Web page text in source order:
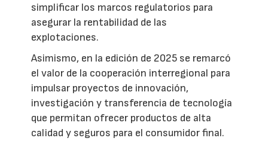
simplificar los marcos regulatorios para
asegurar la rentabilidad de las
explotaciones.
Asimismo, en la edición de 2025 se remarcó
el valor de la cooperación interregional para
impulsar proyectos de innovación,
investigación y transferencia de tecnología
que permitan ofrecer productos de alta
calidad y seguros para el consumidor final.